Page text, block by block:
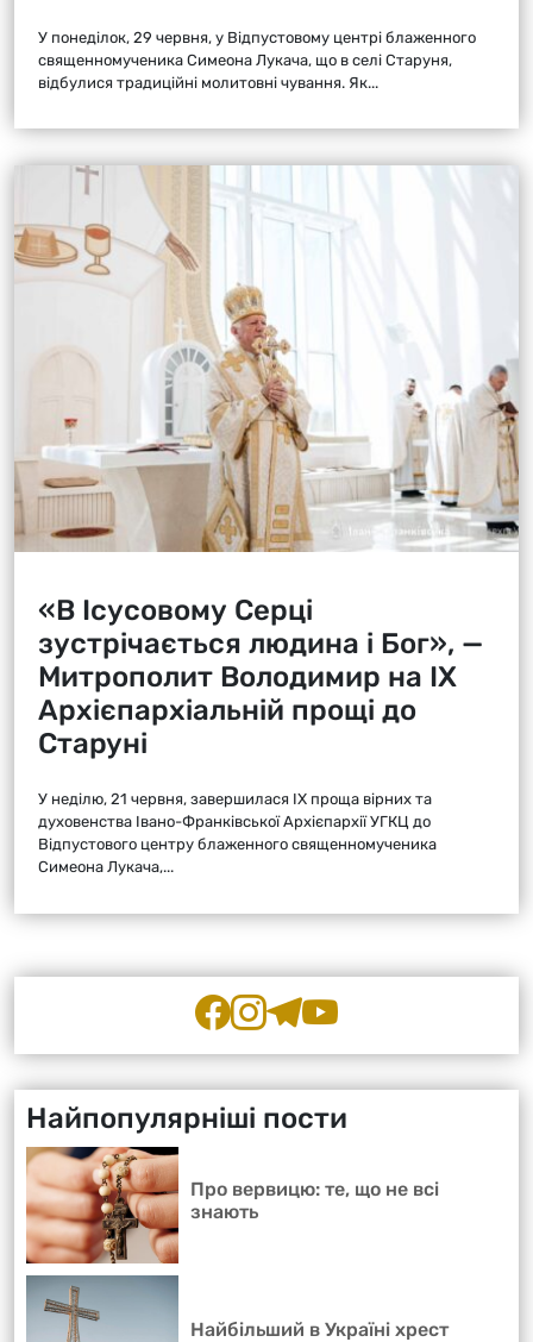
У понеділок, 29 червня, у Відпустовому центрі блаженного
священномученика Симеона Лукача, що в селі Старуня,
відбулися традиційні молитовні чування. Як...
«В Ісусовому Серці
зустрічається людина і Бог», —
Митрополит Володимир на ІХ
Архієпархіальній прощі до
Старуні
У неділю, 21 червня, завершилася ІХ проща вірних та
духовенства Івано-Франківської Архієпархії УГКЦ до
Відпустового центру блаженного священномученика
Симеона Лукача,...
Найпопулярніші пости
Про вервицю: те, що не всі
знають
Найбільший в Україні хрест